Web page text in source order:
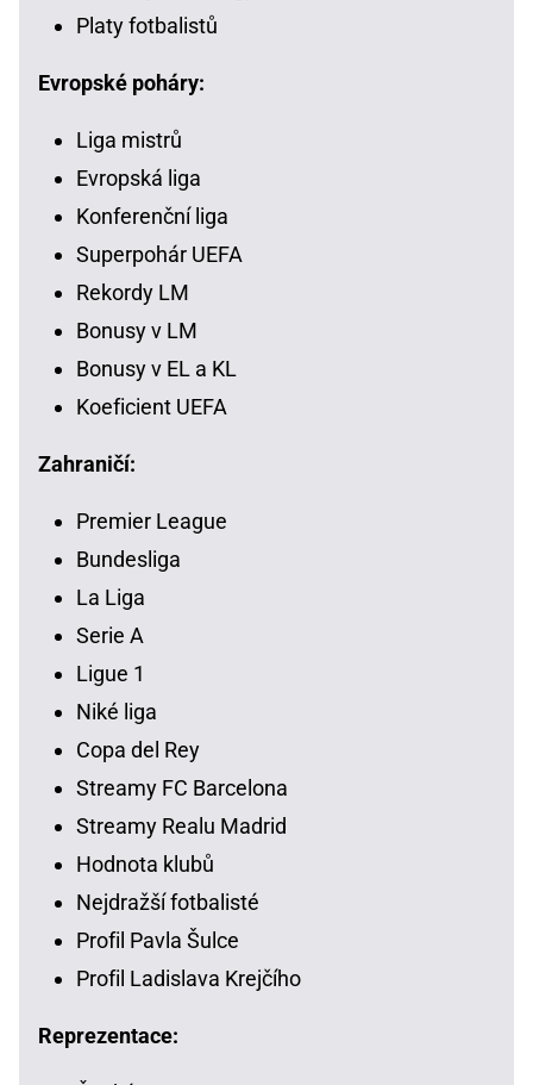
Platy fotbalistů
Evropské poháry:
Liga mistrů
Evropská liga
Konferenční liga
Superpohár UEFA
Rekordy LM
Bonusy v LM
Bonusy v EL a KL
Koeficient UEFA
Zahraničí:
Premier League
Bundesliga
La Liga
Serie A
Ligue 1
Niké liga
Copa del Rey
Streamy FC Barcelona
Streamy Realu Madrid
Hodnota klubů
Nejdražší fotbalisté
Profil Pavla Šulce
Profil Ladislava Krejčího
Reprezentace: